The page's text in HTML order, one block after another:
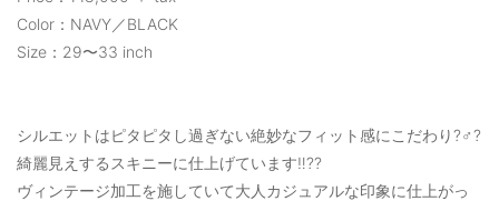
Color：NAVY／BLACK
Size：29〜33 inch
シルエットはピタピタし過ぎない絶妙なフィット感にこだわり?‍♂️?
綺麗見えするスキニーに仕上げています‼️??
ヴィンテージ加工を施していて大人カジュアルな印象に仕上がっ